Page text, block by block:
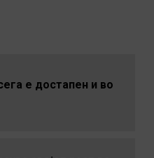
е достапен и во